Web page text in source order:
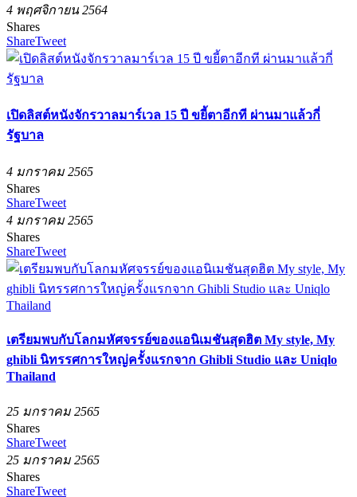
4 พฤศจิกายน 2564
Shares
ShareTweet
เปิดลิสต์หนังจักรวาลมาร์เวล 15 ปี ขยี้ตาอีกที ผ่านมาแล้วกี่
รัฐบาล
4 มกราคม 2565
Shares
ShareTweet
4 มกราคม 2565
Shares
ShareTweet
เตรียมพบกับโลกมหัศจรรย์ของแอนิเมชันสุดฮิต My style, My
ghibli นิทรรศการใหญ่ครั้งแรกจาก Ghibli Studio และ Uniqlo
Thailand
25 มกราคม 2565
Shares
ShareTweet
25 มกราคม 2565
Shares
ShareTweet